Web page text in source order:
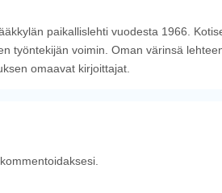
paikallislehti vuodesta 1966.
työntekijän voimin. Oman värinsä
omaavat kirjoittajat.
kommentoidaksesi.